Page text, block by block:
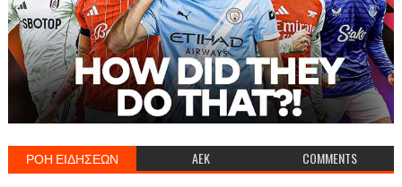
ΡΟΗ ΕΙΔΗΣΕΩΝ AEK COMMENTS